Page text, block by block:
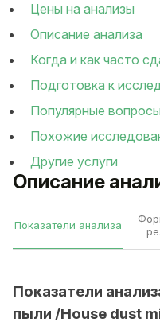
Описание
Показатели анализа
Показатели
пыли /House dust
Цены на анализы
Описание анализа
Когда и как часто
Подготовка к
Популярные вопросы
Похожие
Другие услуги